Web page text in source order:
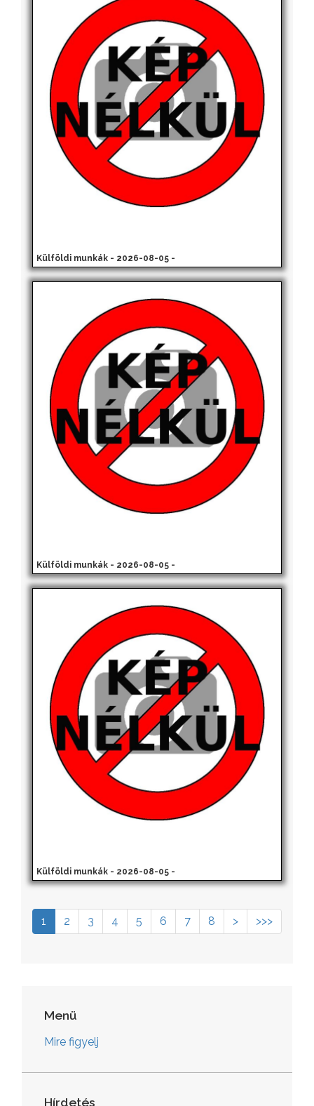
Külföldi munkák - 2026-08-05 -
Külföldi munkák - 2026-08-05 -
Külföldi munkák - 2026-08-05 -
1 2 3 4 5 6 7 8 > >>>
Menü
Mire figyelj
Hírdetés